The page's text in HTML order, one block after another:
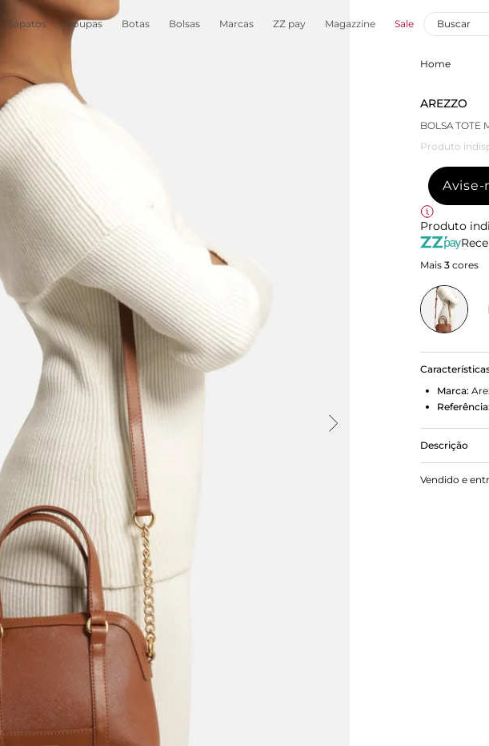
Sapatos Roupas Botas Bolsas Marcas ZZ pay Magazzine Sale
Home
AREZZO
BOLSA TOTE
Produto
Avise-
Produto
Mais 3 cores
Marca:
Referência:
Descrição
Bolsa
formato
Vendido e